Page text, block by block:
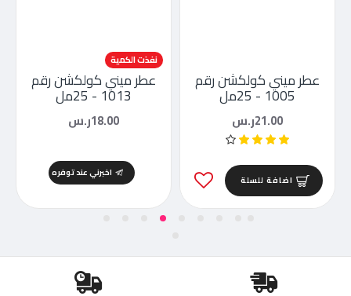
عطر ميني كولكشن رقم
1005 - 25مل
21.00ر.س
اضافة للسلة
نفذت الكمية
عطر ميني كولكشن رقم
1013 - 25مل
18.00ر.س
اخبرني عند توفره